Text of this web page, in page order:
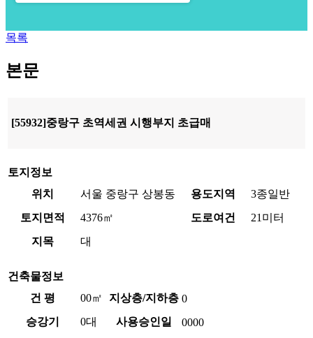
목록
본문
[55932]중랑구 초역세권 시행부지 초급매
토지정보
위치
서울 중랑구 상봉동 용도지역
3종일반
토지면적
4376㎡ 도로여건
21미터
지목
대
건축물정보
건 평
00㎡ 지상층/지하층 0
승강기
0대 사용승인일
0000